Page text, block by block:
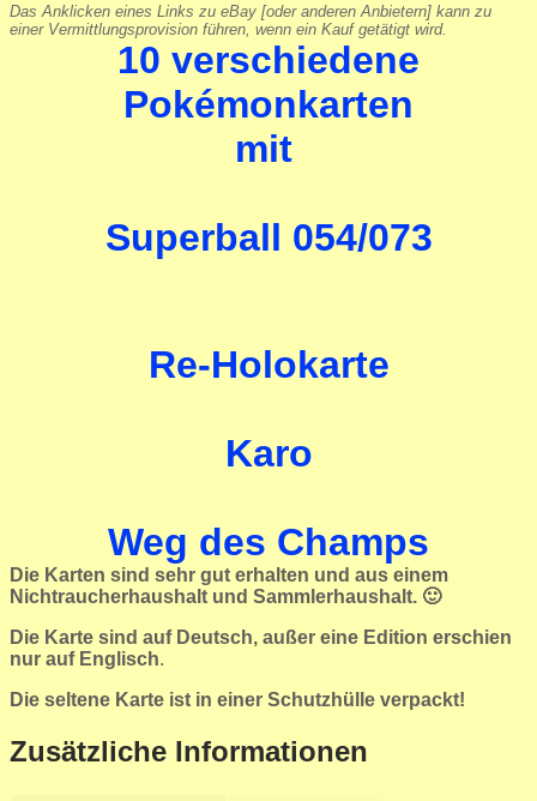
Das Anklicken eines Links zu eBay [oder anderen Anbietern] kann zu
einer Vermittlungsprovision führen, wenn ein Kauf getätigt wird.
10 verschiedene
Pokémonkarten
mit
Superball 054/073
Re-Holokarte
Karo
Weg des Champs
Die Karten sind sehr gut erhalten und aus einem
Nichtraucherhaushalt und Sammlerhaushalt. 🙂
Die Karte sind auf Deutsch, außer eine Edition erschien
nur auf Englisch.
Die seltene Karte ist in einer Schutzhülle verpackt!
Zusätzliche Informationen